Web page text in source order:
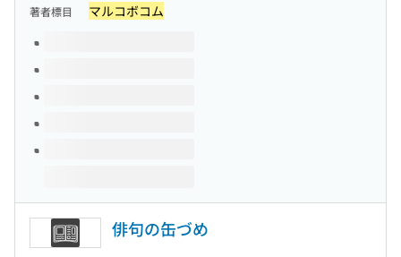
著者標目 マルコボコム
このタイトルの巻号
俳句の缶づめ